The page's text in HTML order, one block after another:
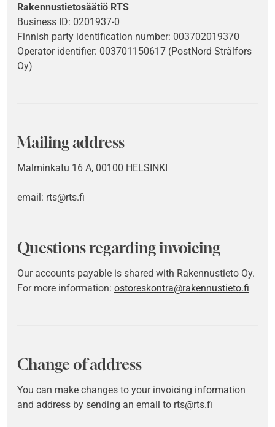
Rakennustietosäätiö RTS
Business ID: 0201937-0
Finnish party identification number: 003702019370
Operator identifier: 003701150617 (PostNord Strålfors
Oy)
Mailing address
Malminkatu 16 A, 00100 HELSINKI
email: rts@rts.fi
Questions regarding invoicing
Our accounts payable is shared with Rakennustieto Oy.
For more information: ostoreskontra@rakennustieto.fi
Change of address
You can make changes to your invoicing information
and address by sending an email to rts@rts.fi